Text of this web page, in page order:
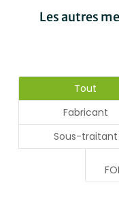
Les autres
Tout
Fabricant
Sous-traitant